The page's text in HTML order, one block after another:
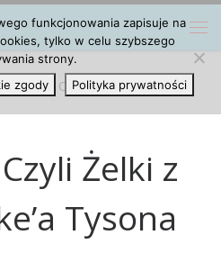
Bites Czyli Żelki z THC od
Żelki z
Tysona
funkcjonowania zapisuje na
tylko w celu szybszego
strony.
zgody Polityka prywatności